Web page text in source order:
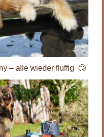
– alle wieder fluffig 🙄